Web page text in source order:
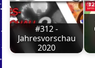
#312 -
Jahresvorschau
2020